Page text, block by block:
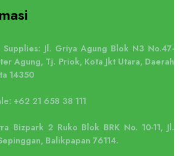
Supplies: Jl. Griya Agung Blok N3 No.47-
Agung, Tj. Priok, Kota Jkt Utara, Daerah
14350
+62 21 658 38 111
Bizpark 2 Ruko Blok BRK No. 10-11, Jl.
Balikpapan 76114.